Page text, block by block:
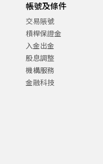
帳號及條件
交易賬號
槓桿保證金
入金出金
股息調整
機構服務
金融科技